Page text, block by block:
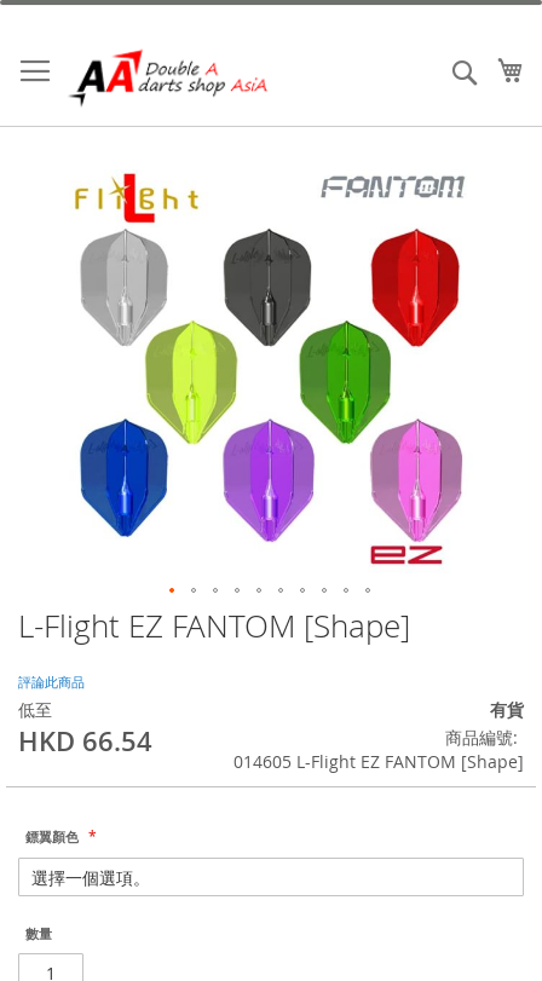
跳
內
容
搜索
L-Flight EZ FANTOM [Shape]
評論此商品
低至
HKD 66.54
有貨
商品編號
014605 L-Flight EZ FANTOM [Shape]
鏢翼顏色
數量
Skip
to
beginning
of
the
gallery